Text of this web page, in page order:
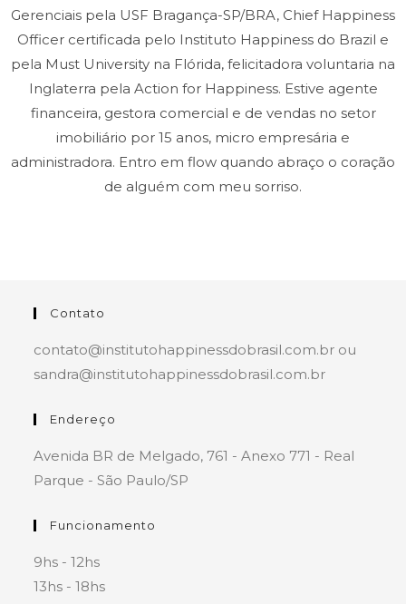
Gerenciais pela USF Bragança-SP/BRA, Chief Happiness
Officer certificada pelo Instituto Happiness do Brazil e
pela Must University na Flórida, felicitadora voluntaria na
Inglaterra pela Action for Happiness. Estive agente
financeira, gestora comercial e de vendas no setor
imobiliário por 15 anos, micro empresária e
administradora. Entro em flow quando abraço o coração
de alguém com meu sorriso.
Contato
contato@institutohappinessdobrasil.com.br ou
sandra@institutohappinessdobrasil.com.br
Endereço
Avenida BR de Melgado, 761 - Anexo 771 - Real
Parque - São Paulo/SP
Funcionamento
9hs - 12hs
13hs - 18hs